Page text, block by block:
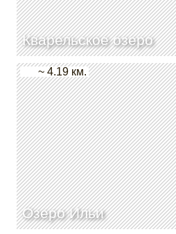
Кварельское озеро
Озеро Ильи
~ 4.19 км.